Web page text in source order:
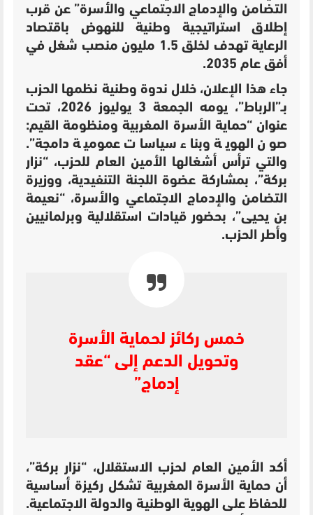
التضامن والإدماج الاجتماعي والأسرة” عن قرب
إطلاق استراتيجية وطنية للنهوض باقتصاد
الرعاية تهدف لخلق 1.5 مليون منصب شغل في
أفق عام 2035.
جاء هذا الإعلان، خلال ندوة وطنية نظمها الحزب
بـ”الرباط”، يومه الجمعة 3 يوليوز 2026، تحت
عنوان “حماية الأسرة المغربية ومنظومة القيم:
صون الهوية وبناء سياسات عمومية دامجة”.
والتي ترأس أشغالها الأمين العام للحزب، “نزار
بركة”، بمشاركة عضوة اللجنة التنفيدية، ووزيرة
التضامن والإدماج الاجتماعي والأسرة، “نعيمة
بن يحيى”، بحضور قيادات استقلالية وبرلمانيين
وأطر الحزب.
خمس ركائز لحماية الأسرة
وتحويل الدعم إلى “عقد
إدماج”
أكد الأمين العام لحزب الاستقلال، “نزار بركة”،
أن حماية الأسرة المغربية تشكل ركيزة أساسية
للحفاظ على الهوية الوطنية والدولة الاجتماعية.